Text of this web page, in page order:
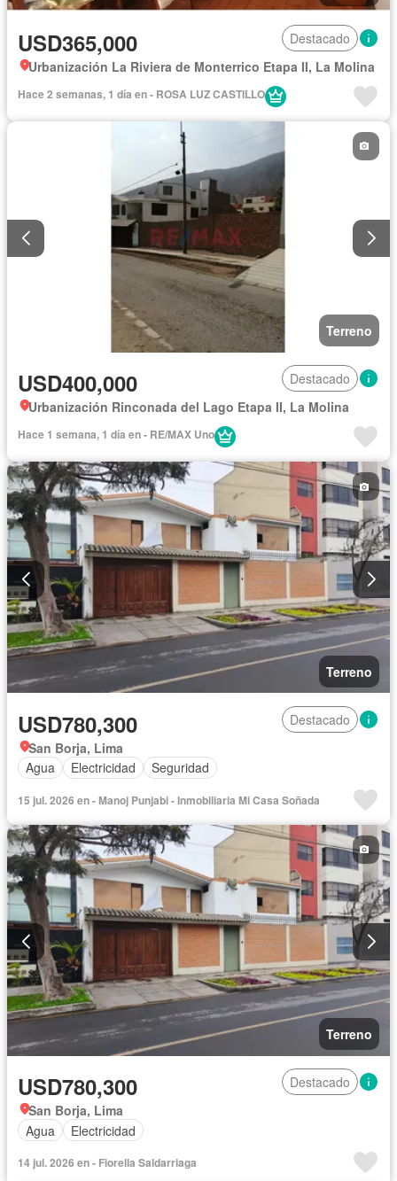
USD365,000
Destacado
Urbanización La Riviera de Monterrico Etapa II, La Molina
Hace 2 semanas, 1 día en - ROSA LUZ CASTILLO
Terreno
USD400,000
Destacado
Urbanización Rinconada del Lago Etapa II, La Molina
Hace 1 semana, 1 día en - RE/MAX Uno
Terreno
USD780,300
Destacado
San Borja, Lima
Agua
Electricidad Seguridad
15 jul. 2026 en - Manoj Punjabi - Inmobiliaria Mi Casa Soñada
Terreno
USD780,300
Destacado
San Borja, Lima
Agua
Electricidad
14 jul. 2026 en - Fiorella Saldarriaga